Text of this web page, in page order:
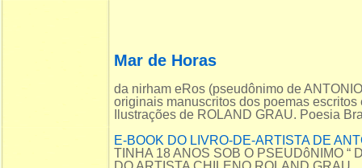
Mar de Horas
da nirham eRos (pseudônimo de
originais manuscritos dos poemas
Ilustrações de ROLAND GRAU. Poesia
E-BOOK DO LIVRO-DE-ARTISTA DE
TINHA 18 ANOS SOB O PSEUDôNIMO “